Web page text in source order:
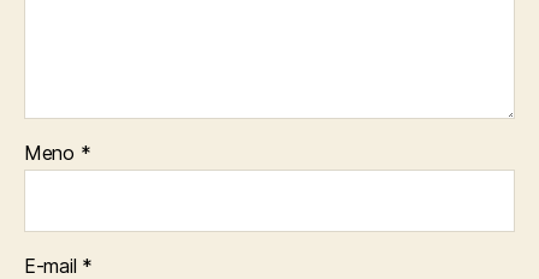
Meno *
E-mail *